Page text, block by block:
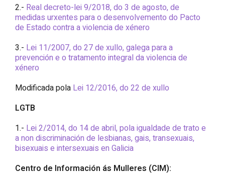
2.- Real decreto-lei 9/2018, do 3 de agosto, de
medidas urxentes para o desenvolvemento do Pacto
de Estado contra a violencia de xénero
3.- Lei 11/2007, do 27 de xullo, galega para a
prevención e o tratamento integral da violencia de
xénero
Modificada pola Lei 12/2016, do 22 de xullo
LGTB
1.- Lei 2/2014, do 14 de abril, pola igualdade de trato e
a non discriminación de lesbianas, gais, transexuais,
bisexuais e intersexuais en Galicia
Centro de Información ás Mulleres (CIM):